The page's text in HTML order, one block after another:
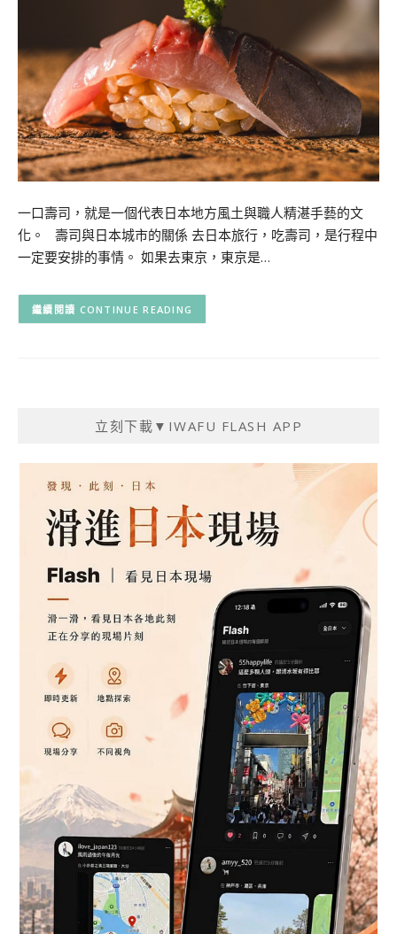
一口壽司，就是一個代表日本地方風土與職人精湛手藝的文
化。 壽司與日本城市的關係 去日本旅行，吃壽司，是行程中
一定要安排的事情。 如果去東京，東京是…
CONTINUE READING
立刻下載▼IWAFU FLASH APP